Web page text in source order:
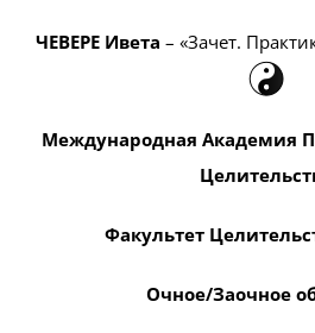
ЧЕВЕРЕ Ивета – «Зачет.
Международная Академия
Факультет
Очное/Заочное